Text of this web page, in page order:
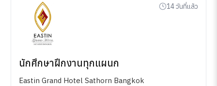
14 วันที่แล้ว
นักศึกษาฝึกงานทุกแผนก
Eastin Grand Hotel Sathorn Bangkok